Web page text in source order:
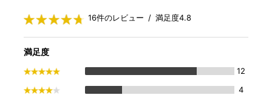
16件のレビュー / 満足度4.8
満足度
12
4